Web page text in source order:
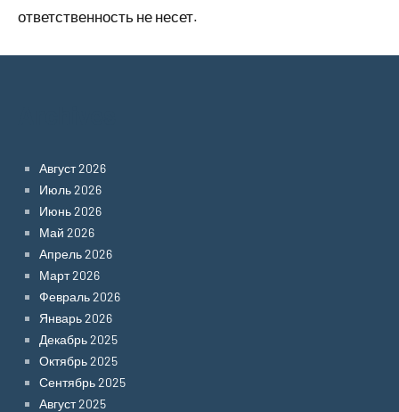
ответственность не несет.
Август 2026
Июль 2026
Июнь 2026
Май 2026
Апрель 2026
Март 2026
Февраль 2026
Январь 2026
Декабрь 2025
Октябрь 2025
Сентябрь 2025
Август 2025